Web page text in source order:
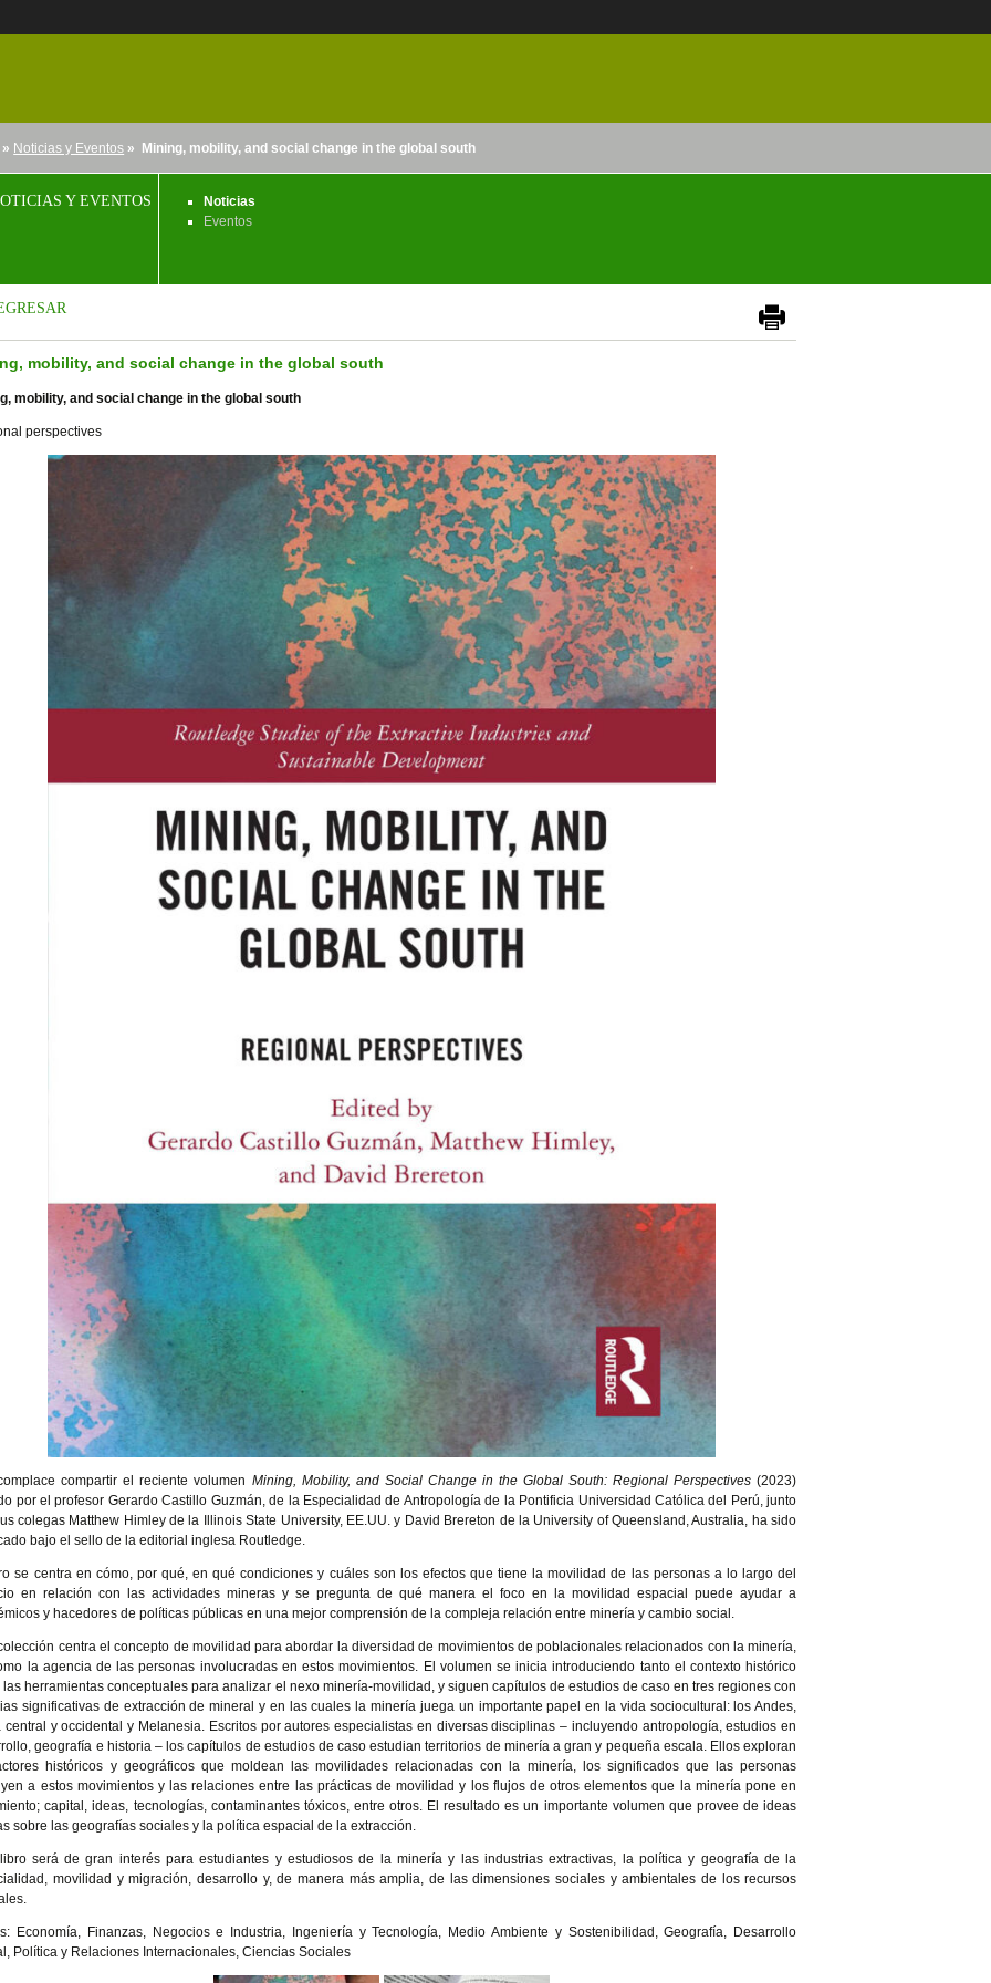
» Noticias y Eventos » Mining, mobility, and social change in the global south
Y EVENTOS
Noticias
Eventos
mobility, and social change in the global south
mobility, and social change in the global south
perspectives
compartir elreciente volumen Mining, Mobility, and Social Change in the Global South: Regional Perspectives (2023)
por el profesor Gerardo Castillo Guzmán, de la Especialidad de Antropología de la Pontificia Universidad Católica del Perú, junto
colegas Matthew Himley de la Illinois State University, EE.UU. y David Brereton de la University of Queensland, Australia, ha sido
bajo el sello de la editorial inglesa Routledge.
se centra en cómo, por qué, en qué condiciones y cuáles son los efectos que tiene la movilidad de las personas a lo largo del
en relación con las actividades mineras y se pregunta de qué manera el foco en la movilidad espacial puede ayudar a
y hacedores de políticas públicas en una mejor comprensión de la compleja relación entre minería y cambio social.
centra el concepto de movilidad para abordar la diversidad de movimientos de poblacionales relacionados con la minería,
la agencia de las personas involucradas en estos movimientos. El volumen se inicia introduciendo tanto el contexto histórico
las herramientas conceptuales para analizar el nexo minería-movilidad, y siguen capítulos de estudios de caso en tres regiones con
significativas de extracción de mineral y en las cuales la minería juega un importante papel en la vida sociocultural: los Andes,
central y occidental y Melanesia. Escritos por autores especialistas en diversas disciplinas – incluyendo antropología, estudios en
geografía e historia – los capítulos de estudios de caso estudian territorios de minería a gran y pequeña escala. Ellos exploran
históricos y geográficos que moldean las movilidades relacionadas con la minería, los significados que las personas
a estos movimientos y las relaciones entre las prácticas de movilidad y los flujos de otros elementos que la minería pone en
capital, ideas, tecnologías, contaminantes tóxicos, entre otros. El resultado es un importante volumen que provee de ideas
sobre las geografías sociales y la política espacial de la extracción.
será de gran interés para estudiantes y estudiosos de la minería y las industrias extractivas, la política y geografía de la
movilidad y migración, desarrollo y, de manera más amplia, de las dimensiones sociales y ambientales de los recursos
Economía, Finanzas, Negocios e Industria, Ingeniería y Tecnología, Medio Ambiente y Sostenibilidad, Geografía, Desarrollo
Política y Relaciones Internacionales, Ciencias Sociales